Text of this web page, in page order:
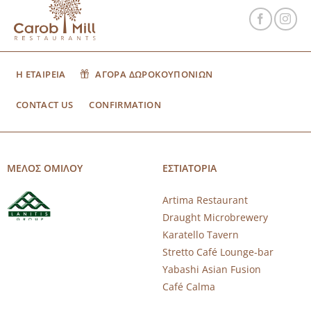
Η ΕΤΑΙΡΕΙΑ ΑΓΟΡΑ ΔΩΡΟΚΟΥΠΟΝΙΩΝ
CONTACT US CONFIRMATION
ΜΕΛΟΣ ΟΜΙΛΟΥ ΕΣΤΙΑΤΟΡΙΑ
Artima Restaurant
Draught Microbrewery
Karatello Tavern
Stretto Café Lounge-bar
Yabashi Asian Fusion
Café Calma